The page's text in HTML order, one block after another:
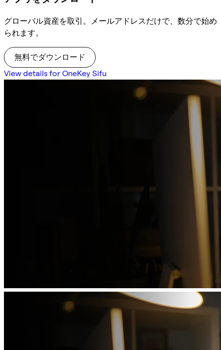
グローバル資産を取引。メールアドレスだけで、数分で始め
られます。
無料でダウンロード
View details for OneKey Sifu